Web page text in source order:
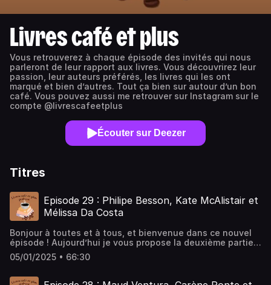
Livres café et plus
Vous retrouverez à chaque épisode des invités qui nous
parleront de leur rapport aux livres. Vous découvrirez leur
passion, leur auteurs préférés, les livres qui les ont
marqué et bien d’autres. Tout ça bien sur autour d’un bon
café. Vous pouvez aussi me retrouver sur Instagram sur le
compte @livrescafeetplus
Écouter sur Deezer
Titres
Episode 29 : Philipe Besson, Kate McAlistair et
Mélissa Da Costa
Bonjour à toutes et à tous, et bienvenue dans ce nouvel
épisode ! Aujourd’hui je vous propose la deuxième partie
de l’épisode du mois dernier (pas de panique pour ceux
qui ne l’aurait pas encore écouté, il n’y a pas d’ordre
allée au salon du livre de St-Etienne, où j’ai pu rencontrer
05/01/2025 • 66:30